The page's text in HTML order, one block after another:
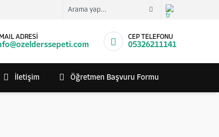
ADRESİ CEP TELEFONU
05326211141
İletişim Öğretmen Başvuru Formu